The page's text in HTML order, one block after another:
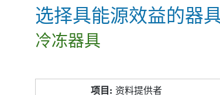
选择具能源效益的器
冷冻器具
资料提供者